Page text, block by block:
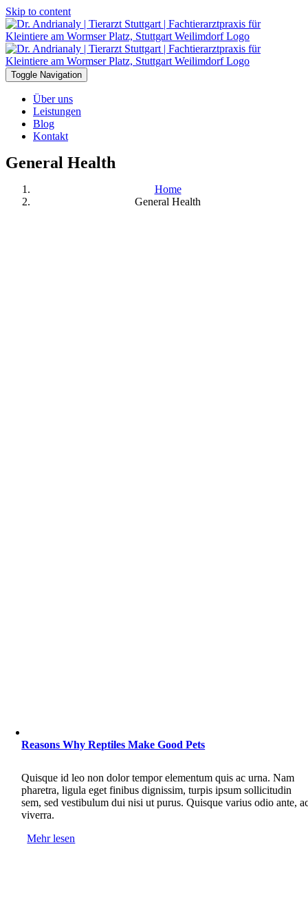
Skip to content
Toggle Navigation
Über uns
Leistungen
Blog
Kontakt
General Health
Home
General Health
Reasons Why Reptiles Make Good Pets
Quisque id leo non dolor tempor elementum quis ac urna. Nam
pharetra, ligula eget finibus dignissim, turpis ipsum sollicitudin
sem, sed vestibulum dui nisi ut purus. Quisque varius odio ante,
viverra.
Mehr lesen